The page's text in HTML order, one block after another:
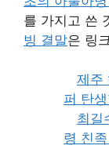
를 가지고 쓴
빙 결말은 링
제주
퍼 탄
최길
령 친